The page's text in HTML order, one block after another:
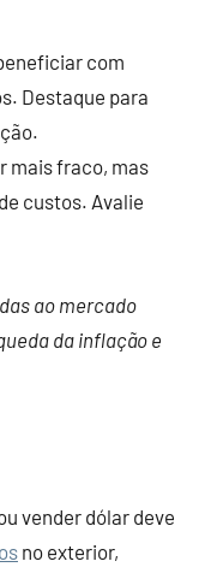
com
Destaque para
mais fraco, mas
custos. Avalie
ao mercado
da inflação e
vender dólar deve
no exterior,